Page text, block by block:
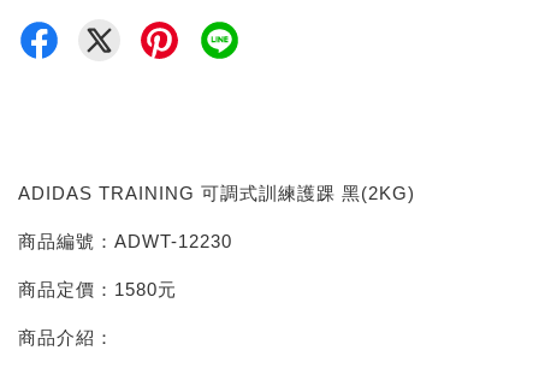
ADIDAS TRAINING 可調式訓練護踝 黑(2KG)
商品編號：ADWT-12230
商品定價：1580元
商品介紹：